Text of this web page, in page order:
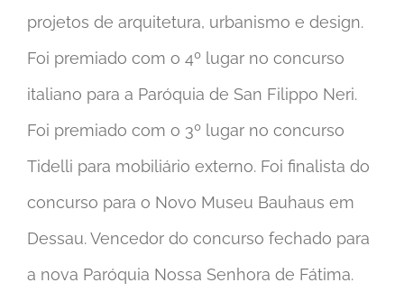
projetos de arquitetura, urbanismo e design.
Foi premiado com o 4º lugar no concurso
italiano para a Paróquia de San Filippo Neri.
Foi premiado com o 3º lugar no concurso
Tidelli para mobiliário externo. Foi finalista do
concurso para o Novo Museu Bauhaus em
Dessau. Vencedor do concurso fechado para
a nova Paróquia Nossa Senhora de Fátima.